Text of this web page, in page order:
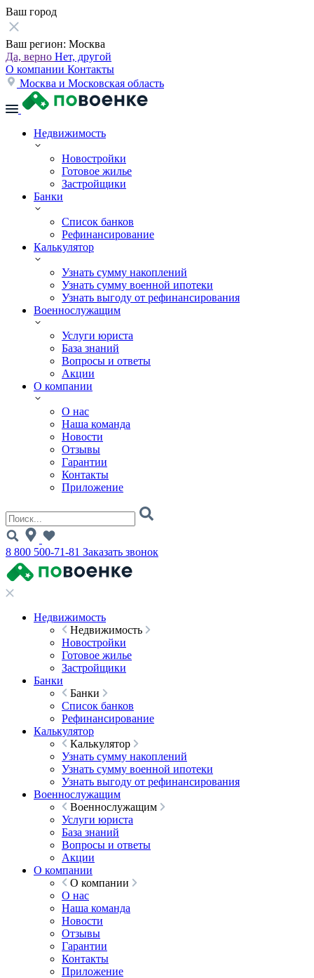
Ваш город
Ваш регион: Москва
Да, верно Нет, другой
О компании Контакты
Москва и Московская область
Недвижимость
Новостройки
Готовое жилье
Застройщики
Банки
Список банков
Рефинансирование
Калькулятор
Узнать сумму накоплений
Узнать сумму военной ипотеки
Узнать выгоду от рефинансирования
Военнослужащим
Услуги юриста
База знаний
Вопросы и ответы
Акции
О компании
О нас
Наша команда
Новости
Отзывы
Гарантии
Контакты
Приложение
8 800 500-71-81 Заказать звонок
Недвижимость
Недвижимость
Новостройки
Готовое жилье
Застройщики
Банки
Банки
Список банков
Рефинансирование
Калькулятор
Калькулятор
Узнать сумму накоплений
Узнать сумму военной ипотеки
Узнать выгоду от рефинансирования
Военнослужащим
Военнослужащим
Услуги юриста
База знаний
Вопросы и ответы
Акции
О компании
О компании
О нас
Наша команда
Новости
Отзывы
Гарантии
Контакты
Приложение